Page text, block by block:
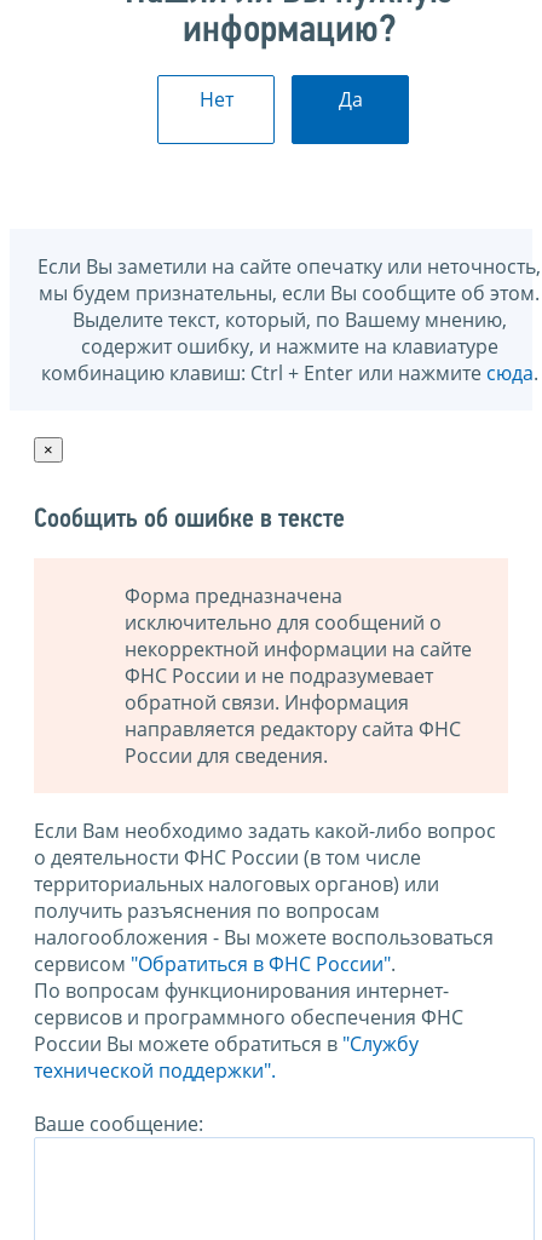
информацию?
Нет Да
Если Вы заметили на сайте опечатку или неточность,
мы будем признательны, если Вы сообщите об этом.
Выделите текст, который, по Вашему мнению,
содержит ошибку, и нажмите на клавиатуре
комбинацию клавиш: Ctrl + Enter или нажмите сюда.
×
Сообщить об ошибке в тексте
Форма предназначена
исключительно для сообщений о
некорректной информации на сайте
ФНС России и не подразумевает
обратной связи. Информация
направляется редактору сайта ФНС
России для сведения.
Если Вам необходимо задать какой-либо вопрос
о деятельности ФНС России (в том числе
территориальных налоговых органов) или
получить разъяснения по вопросам
налогообложения - Вы можете воспользоваться
сервисом "Обратиться в ФНС России".
По вопросам функционирования интернет-
сервисов и программного обеспечения ФНС
России Вы можете обратиться в "Службу
технической поддержки".
Ваше сообщение: